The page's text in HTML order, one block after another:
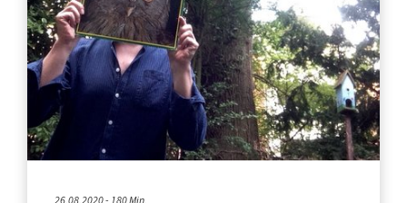
26.08.2020 - 180 Min.